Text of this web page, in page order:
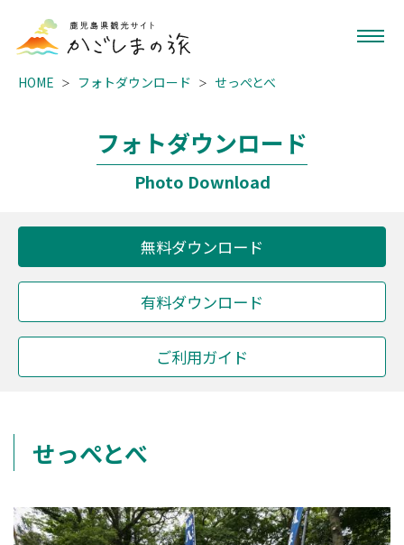
HOME フォトダウンロード せっぺとべ
フォトダウンロード
Photo Download
無料ダウンロード
有料ダウンロード
ご利用ガイド
せっぺとべ